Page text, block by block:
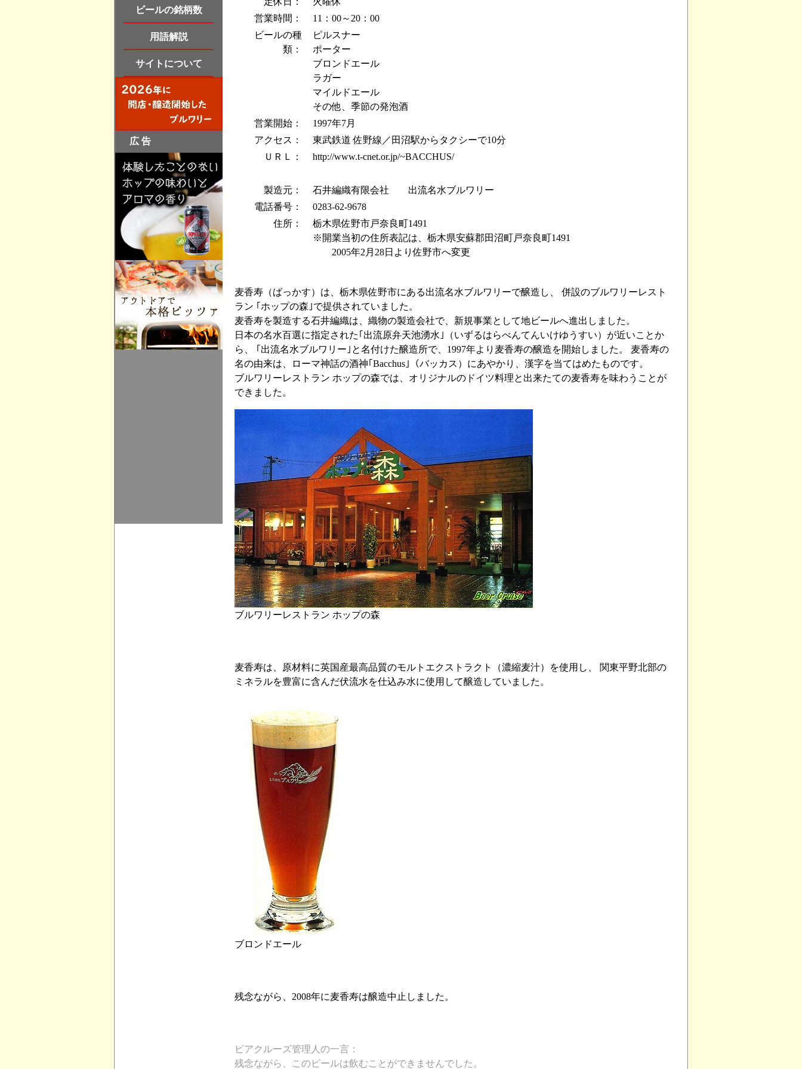
営業時間：
11：00～20：00
ビールの種
類：
ピルスナー
ポーター
ブロンドエール
ラガー
マイルドエール
その他、季節の発泡酒
営業開始：
1997年7月
アクセス：
東武鉄道 佐野線／田沼駅からタクシーで10分
ＵＲＬ：
http://www.t-cnet.or.jp/~BACCHUS/
製造元：
石井編織有限会社 出流名水ブルワリー
電話番号：
0283-62-9678
住所：
栃木県佐野市戸奈良町1491
※開業当初の住所表記は、栃木県安蘇郡田沼町戸奈良町1491
2005年2月28日より佐野市へ変更
麦香寿（ばっかす）は、栃木県佐野市にある出流名水ブルワリーで醸造し、 併設のブルワリーレスト
ラン ｢ホップの森｣で提供されていました。
麦香寿を製造する石井編織は、織物の製造会社で、新規事業として地ビールへ進出しました。
日本の名水百選に指定された｢出流原弁天池湧水｣（いずるはらべんてんいけゆうすい）が近いことか
ら、 ｢出流名水ブルワリー｣と名付けた醸造所で、1997年より麦香寿の醸造を開始しました。 麦香寿の
名の由来は、ローマ神話の酒神｢Bacchus｣（バッカス）にあやかり、漢字を当てはめたものです。
ブルワリーレストラン ホップの森では、オリジナルのドイツ料理と出来たての麦香寿を味わうことが
できました。
ブルワリーレストラン ホップの森
麦香寿は、原材料に英国産最高品質のモルトエクストラクト（濃縮麦汁）を使用し、 関東平野北部の
ミネラルを豊富に含んだ伏流水を仕込み水に使用して醸造していました。
ブロンドエール
残念ながら、2008年に麦香寿は醸造中止しました。
ビアクルーズ管理人の一言：
残念ながら、このビールは飲むことができませんでした。